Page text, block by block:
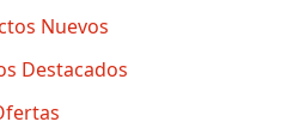
Nuevos
Destacados